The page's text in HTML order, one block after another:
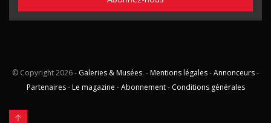
© Copyright2026 - Galeries & Musées. - Mentions légales-Annonceurs-
Partenaires- Le magazine -Abonnement- Conditions générales